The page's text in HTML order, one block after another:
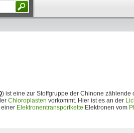
) ist eine zur Stoffgruppe der Chinone zählende
Chloroplasten vorkommt. Hier ist es an der
einer Elektronentransportkette Elektronen vom